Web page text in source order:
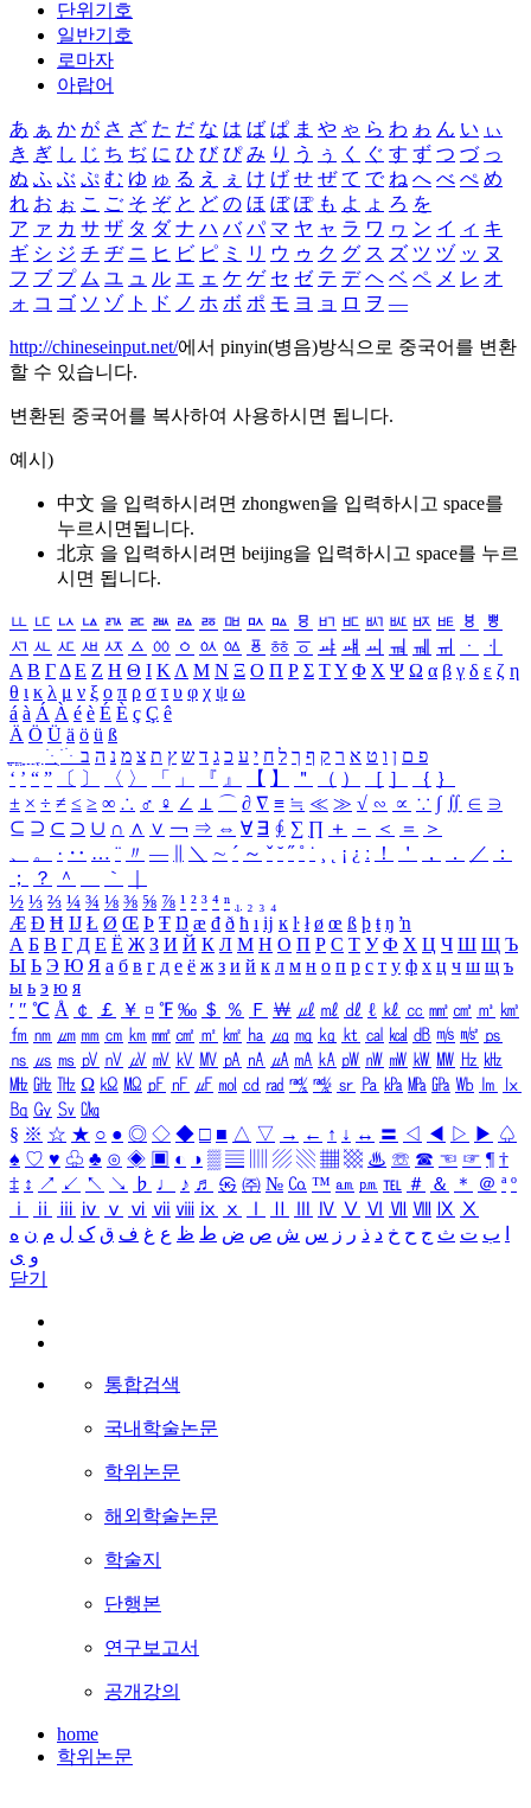
단위기호
일반기호
로마자
아랍어
あ ぁ か が さ ざ た だ な は ば ぱ ま や ゃ ら わ ゎ ん い ぃ
き ぎ し じ ち ぢ に ひ び ぴ み り う ぅ く ぐ す ず つ づ っ
ぬ ふ ぶ ぷ む ゆ ゅ る え ぇ け げ せ ぜ て で ね へ べ ぺ め
れ お ぉ こ ご そ ぞ と ど の ほ ぼ ぽ も よ ょ ろ を
ア ァ カ サ ザ タ ダ ナ ハ バ パ マ ヤ ャ ラ ワ ヮ ン イ ィ キ
ギ シ ジ チ ヂ ニ ヒ ビ ピ ミ リ ウ ゥ ク グ ス ズ ツ ヅ ッ ヌ
フ ブ プ ム ユ ュ ル エ ェ ケ ゲ セ ゼ テ デ ヘ ベ ペ メ レ オ
ォ コ ゴ ソ ゾ ト ド ノ ホ ボ ポ モ ヨ ョ ロ ヲ ―
http://chineseinput.net/에서 pinyin(병음)방식으로 중국어를 변환
할 수 있습니다.
변환된 중국어를 복사하여 사용하시면 됩니다.
예시)
中文 을 입력하시려면 zhongwen을 입력하시고 space를
누르시면됩니다.
北京 을 입력하시려면 beijing을 입력하시고 space를 누르
시면 됩니다.
ㅥ ㅦ ㅧ ㅨ ㅩ ㅪ ㅫ ㅬ ㅭ ㅮ ㅯ ㅰ ㅱ ㅲ ㅳ ㅴ ㅵ ㅶ ㅷ ㅸ
ㅹ
ㅺ ㅻ ㅼ ㅽ ㅾ ㅿ ㆀ ㆁ ㆂ ㆃ ㆄ ㆅ ㆆ ㆇ ㆈ ㆉ ㆊ ㆋ ㆌ ㆍ
ㆎ
Α Β ΓΔ Ε Ζ Η Θ Ι ΚΛ Μ Ν Ξ Ο Π Ρ Σ ΤΥ Φ Χ Ψ Ω α β γ δ ε ζ η
θ ι κ λ μ ν ξ ο π ρ σ τ υ φ χ ψ ω
á à Á À é è É È ç Ç ê
Ä Ö Ü ä ö ü ß
ִֶֹ ֻּ ׁׂ פ ם ן ו ט א ר ק ף ך ל ח י ע כ ג ד ש ץ ת צ מ נ ה ב
‘ ’ “ ” 〔 〕 〈 〉 「 」 『 』 【 】 ＂ （ ） ［ ］ ｛ ｝
± × ÷ ≠ ≤ ≥ ∞ ∴ ♂ ♀ ∠ ⊥ ⌒ ∂ ∇ ≡ ≒ ≪ ≫ √ ∽ ∝ ∵ ∫ ∬ ∈ ∋
⊆ ⊇ ⊂ ⊃ ∪ ∩ ∧ ∨ ￢ ⇒ ⇔ ∀ ∃ ∮ ∑ ∏ ＋ － ＜ ＝
＞
、
。 · ‥ … ¨ 〃 ― ＼ ∼ ´ ～ ˇ ˘ ˝ ˚ ˙ ¸ ¡ ¿ ː ！ ＇ ， ． ／
：
；
？ ＾ ｀
½ ⅓ ⅔ ¼ ¾ ⅛ ⅜ ⅝ ⅞ ¹ ² ³ ⁴ ⁿ ₁ ₂ ₃ ₄
Æ Ð Ħ Ĳ Ł Ø Œ Þ Ŧ Ŋ æ đ ð ħ ı ĳ ĸ ŀ ł ø œ ß þ ŧ ŋ ŉ
А Б В Г Д Е Ё Ж З И Й К Л М Н О П Р С Т У Ф Х Ц Ч Ш Щ Ъ
Ы Ь Э Ю Я а б в г д е ё ж з и й к л м н о п р с т у ф х ц ч ш щ ъ
ы ь э ю я
′ ″ ℃ Å ￠ ￡ ￥ ¤ ℉ ‰ ＄ ％ Ｆ ￦ ㎕ ㎖ ㎗ ℓ ㎘ ㏄ ㎣ ㎤ ㎥ ㎦
㎙ ㎚ ㎛ ㎜ ㎝ ㎞ ㎟ ㎠ ㎡ ㎢ ㏊ ㎍ ㎎ ㎏ ㏏ ㎈ ㎉ ㏈ ㎧ ㎨ ㎰
㎱ ㎲ ㎳ ㎴ ㎵ ㎶ ㎷ ㎸ ㎹ ㎀ ㎁ ㎂ ㎃ ㎄ ㎺ ㎻ ㎽ ㎾ ㎿ ㎐ ㎑
㎒ ㎓ ㎔ Ω ㏀ ㏁ ㎊ ㎋ ㎌ ㏖ ㏅ ㎭ ㎮ ㎯ ㏛ ㎩ ㎪ ㎫ ㎬ ㏝ ㏐
㏓
㏃ ㏉ ㏜ ㏆
§ ※ ☆ ★ ○ ● ◎ ◇ ◆ □ ■ △ ▽ → ← ↑ ↓ ↔ 〓 ◁ ◀ ▷ ▶ ♤
♠ ♡ ♥ ♧ ♣ ⊙ ◈ ▣ ◐ ◑ ▒ ▤ ▨ ▧ ▦ ▩ ♨ ☏ ☎ ☜ ☞ ¶ †
‡ ↕ ↗ ↙ ↖ ↘ ♭ ♩ ♪ ♬ ㉿ ㈜ № ㏇ ™ ㏂ ㏘ ℡ ＃ ＆ ＊ ＠ ª º
ⅰ
ⅱ ⅲ ⅳ ⅴ ⅵ ⅶ ⅷ ⅸ ⅹ Ⅳ Ⅴ Ⅵ Ⅶ Ⅷ Ⅸ Ⅹ
ب ت ث ج ح خ د ذ ر ز س ش ص ض ط ظ ع غ ف ق ک ل م ن ه
و ی
닫기
통합검색
국내학술논문
학위논문
해외학술논문
학술지
단행본
연구보고서
공개강의
home
학위논문